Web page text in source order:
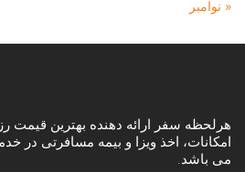
« نوامبر
هرلحظه سفر ارائه دهنده بهترین قیمت
امکانات، اخذ ویزا و بیمه مسافرتی در
می باشد.